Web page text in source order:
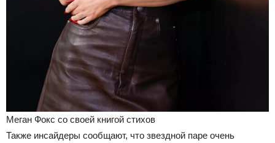
Меган Фокс со своей книгой стихов
Также инсайдеры сообщают, что звездной паре очень